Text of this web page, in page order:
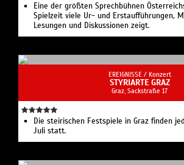
KÜNSTLERHAUS, HALLE FÜR KUNST &
Graz, Burgring 2
Ausstellungshaus für zeitgenössische Kunst
FAMILIE+KINDER /
Stubenberg am See, Buchberg